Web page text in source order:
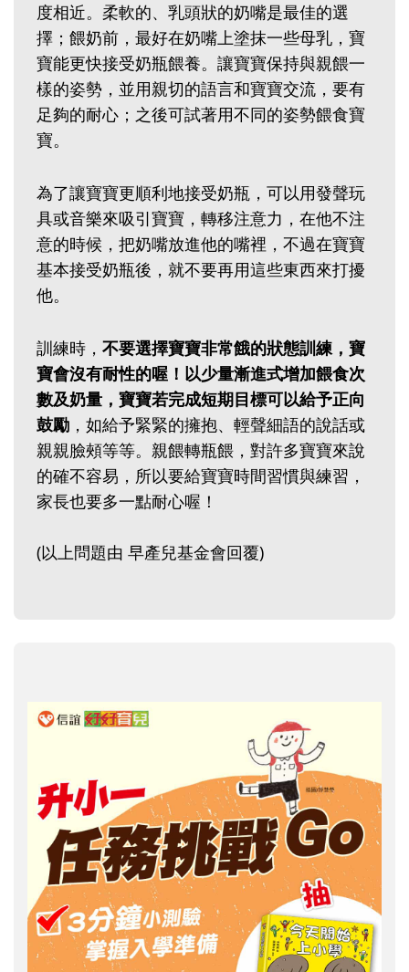
度相近。柔軟的、乳頭狀的奶嘴是最佳的選
擇；餵奶前，最好在奶嘴上塗抹一些母乳，寶
寶能更快接受奶瓶餵養。讓寶寶保持與親餵一
樣的姿勢，並用親切的語言和寶寶交流，要有
足夠的耐心；之後可試著用不同的姿勢餵食寶
寶。
為了讓寶寶更順利地接受奶瓶，可以用發聲玩
具或音樂來吸引寶寶，轉移注意力，在他不注
意的時候，把奶嘴放進他的嘴裡，不過在寶寶
基本接受奶瓶後，就不要再用這些東西來打擾
他。
訓練時， 不要選擇寶寶非常餓的狀態訓練，寶
寶會沒有耐性的喔！以少量漸進式增加餵食次
數及奶量，寶寶若完成短期目標可以給予正向
鼓勵 ，如給予緊緊的擁抱、輕聲細語的說話或
親親臉頰等等。親餵轉瓶餵，對許多寶寶來說
的確不容易，所以要給寶寶時間習慣與練習，
家長也要多一點耐心喔！
(以上問題由 早產兒基金會回覆)